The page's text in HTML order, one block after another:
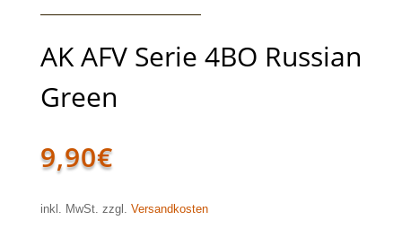
AK AFV Serie 4BO Russian
Green
9,90€
inkl. MwSt. zzgl. Versandkosten